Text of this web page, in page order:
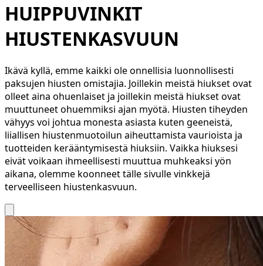
HUIPPUVINKIT
HIUSTENKASVUUN
Ikävä kyllä, emme kaikki ole onnellisia luonnollisesti
paksujen hiusten omistajia. Joillekin meistä hiukset ovat
olleet aina ohuenlaiset ja joillekin meistä hiukset ovat
muuttuneet ohuemmiksi ajan myötä. Hiusten tiheyden
vähyys voi johtua monesta asiasta kuten geeneistä,
liiallisen hiustenmuotoilun aiheuttamista vaurioista ja
tuotteiden kerääntymisestä hiuksiin. Vaikka hiuksesi
eivät voikaan ihmeellisesti muuttua muhkeaksi yön
aikana, olemme koonneet tälle sivulle vinkkejä
terveelliseen hiustenkasvuun.